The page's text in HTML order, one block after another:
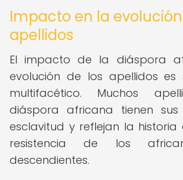
Impacto en la
apellidos
El impacto de la diáspora
evolución de los apellidos es
multifacético. Muchos
diáspora africana tienen
esclavitud y reflejan la historia
resistencia de los
descendientes.